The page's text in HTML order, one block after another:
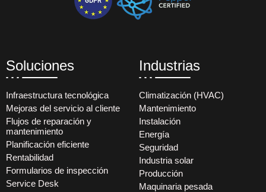
Soluciones
Infraestructura tecnológica
Mejoras del servicio al cliente
Flujos de reparación y
mantenimiento
Planificación eficiente
Rentabilidad
Formularios de inspección
Service Desk
Industrias
Climatización (HVAC)
Mantenimiento
Instalación
Energía
Seguridad
Industria solar
Producción
Maquinaria pesada